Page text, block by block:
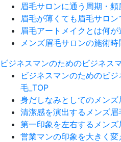
眉毛サロンに通う周期・頻
眉毛が薄くても眉毛サロ
眉毛アートメイクとは何が
メンズ眉毛サロンの施術時
ビジネスマンのためのビジネス
ビジネスマンのためのビ
毛_TOP
身だしなみとしてのメンズ
清潔感を演出するメンズ眉
第一印象を左右するメンズ
営業マンの印象を大きく